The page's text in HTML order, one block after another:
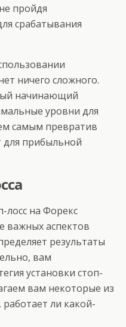
пройдя
срабатывания
ничего сложного.
начинающий
уровни для
самым превратив
для прибыльной
лосс на Форекс
важных аспектов
результаты
вам
установки стоп-
вам некоторые из
работает ли какой-